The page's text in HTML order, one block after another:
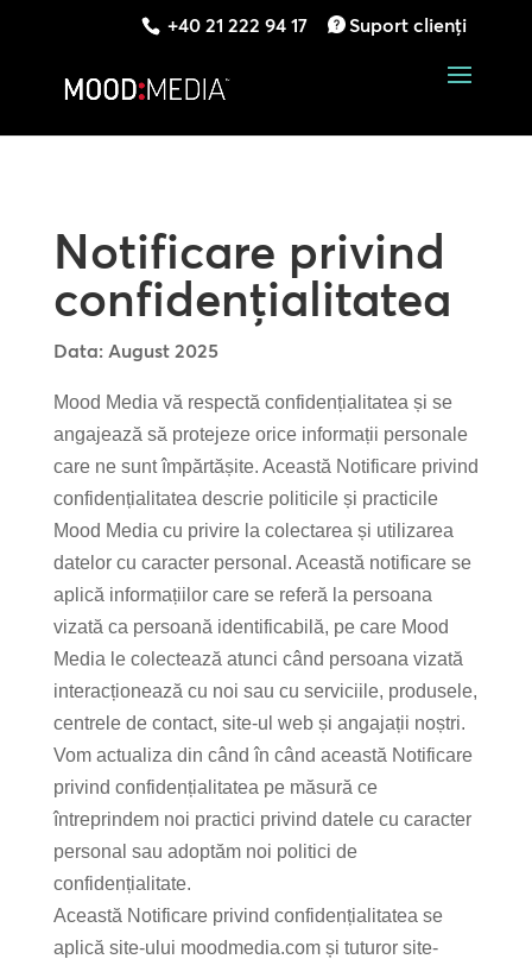
+40 21 222 94 17 Suport clienți
Notificare privind
confidențialitatea
Data: August 2025
Mood Media vă respectă confidențialitatea și se
angajează să protejeze orice informații personale
care ne sunt împărtășite. Această Notificare privind
confidențialitatea descrie politicile și practicile
Mood Media cu privire la colectarea și utilizarea
datelor cu caracter personal. Această notificare se
aplică informațiilor care se referă la persoana
vizată ca persoană identificabilă, pe care Mood
Media le colectează atunci când persoana vizată
interacționează cu noi sau cu serviciile, produsele,
centrele de contact, site-ul web și angajații noștri.
Vom actualiza din când în când această Notificare
privind confidențialitatea pe măsură ce
întreprindem noi practici privind datele cu caracter
personal sau adoptăm noi politici de
confidențialitate.
Această Notificare privind confidențialitatea se
aplică site-ului moodmedia.com și tuturor site-